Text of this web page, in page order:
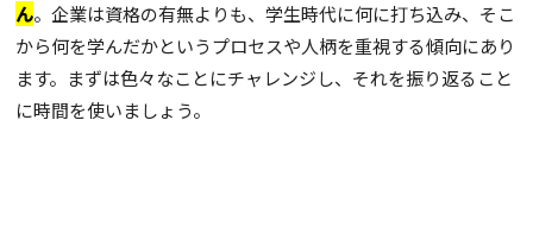
ん。企業は資格の有無よりも、学生時代に何に打ち込み、そこ
から何を学んだかというプロセスや人柄を重視する傾向にあり
ます。まずは色々なことにチャレンジし、それを振り返ること
に時間を使いましょう。